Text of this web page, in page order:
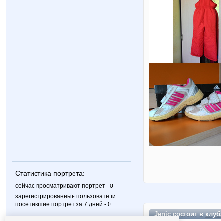
Статистика портрета:
сейчас просматривают портрет - 0
зарегистрированные пользователи
посетившие портрет за 7 дней - 0
Jenic состоит в